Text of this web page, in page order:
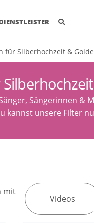
für Silberhochzeit &
Sängerinnen &
kannst unsere Filter
mit
Videos